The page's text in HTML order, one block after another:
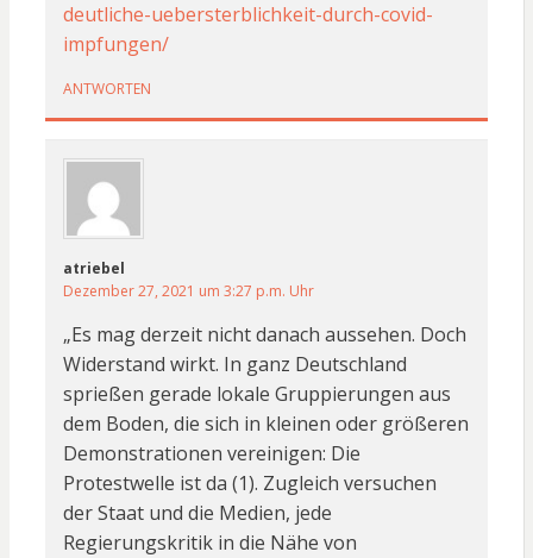
deutliche-uebersterblichkeit-durch-covid-
impfungen/
ANTWORTEN
atriebel
Dezember 27, 2021 um 3:27 p.m. Uhr
„Es mag derzeit nicht danach aussehen. Doch
Widerstand wirkt. In ganz Deutschland
sprießen gerade lokale Gruppierungen aus
dem Boden, die sich in kleinen oder größeren
Demonstrationen vereinigen: Die
Protestwelle ist da (1). Zugleich versuchen
der Staat und die Medien, jede
Regierungskritik in die Nähe von